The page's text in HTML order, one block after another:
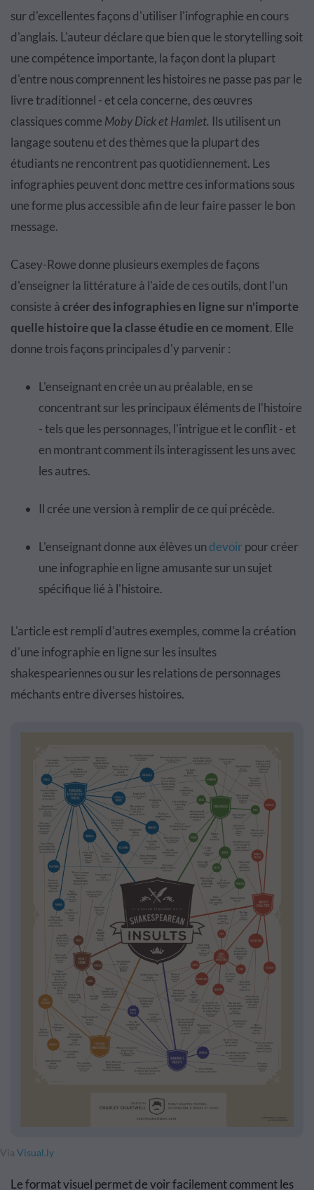
sur d'excellentes façons d'utiliser l'infographie en cours
d'anglais. L'auteur déclare que bien que le storytelling soit
une compétence importante, la façon dont la plupart
d'entre nous comprennent les histoires ne passe pas par le
livre traditionnel - et cela concerne, des œuvres
classiques comme Moby Dick et Hamlet. Ils utilisent un
langage soutenu et des thèmes que la plupart des
étudiants ne rencontrent pas quotidiennement. Les
infographies peuvent donc mettre ces informations sous
une forme plus accessible afin de leur faire passer le bon
message.
Casey-Rowe donne plusieurs exemples de façons
d'enseigner la littérature à l'aide de ces outils, dont l'un
consiste àcréer des infographies en ligne sur n'importe
quelle histoire que la classe étudie en ce moment. Elle
donne trois façons principales d'y parvenir :
L'enseignant en crée un au préalable, en se
concentrant sur les principaux éléments de l'histoire
- tels que les personnages, l'intrigue et le conflit - et
en montrant comment ils interagissent les uns avec
les autres.
Il crée une version à remplir de ce qui précède.
L'enseignant donne aux élèves undevoirpour créer
une infographie en ligne amusante sur un sujet
spécifique lié à l'histoire.
L'article est rempli d'autres exemples, comme la création
d'une infographie en ligne sur les insultes
shakespeariennes ou sur les relations de personnages
méchants entre diverses histoires.
Via Visual.ly
Le format visuel permet de voir facilement comment les